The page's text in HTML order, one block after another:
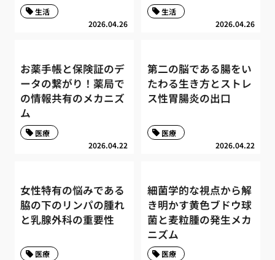
2026.04.26
生活
2026.04.26
生活
お薬手帳と保険証のデ
ータの繋がり！薬局で
の情報共有のメカニズ
ム
2026.04.22
医療
第二の脳である腸をい
たわる生き方とストレ
ス性胃腸炎の出口
2026.04.22
医療
女性特有の悩みである
脇の下のリンパの腫れ
と乳腺外科の重要性
医療
細菌学的な視点から解
き明かす黄色ブドウ球
菌と麦粒腫の発生メカ
ニズム
医療